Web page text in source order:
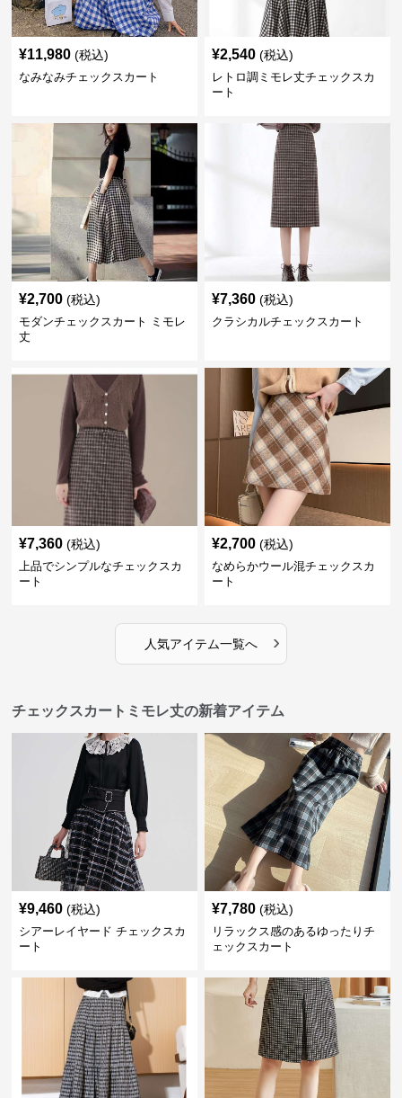
¥11,980 (税込)
なみなみチェックスカート
¥2,540 (税込)
レトロ調ミモレ丈チェックスカ
ート
¥2,700 (税込)
モダンチェックスカート ミモレ
丈
¥7,360 (税込)
クラシカルチェックスカート
¥7,360 (税込)
上品でシンプルなチェックスカ
ート
¥2,700 (税込)
なめらかウール混チェックスカ
ート
人気アイテム一覧へ ›
チェックスカートミモレ丈の新着アイテム
¥9,460 (税込)
シアーレイヤード チェックスカ
ート
¥7,780 (税込)
リラックス感のあるゆったりチ
ェックスカート